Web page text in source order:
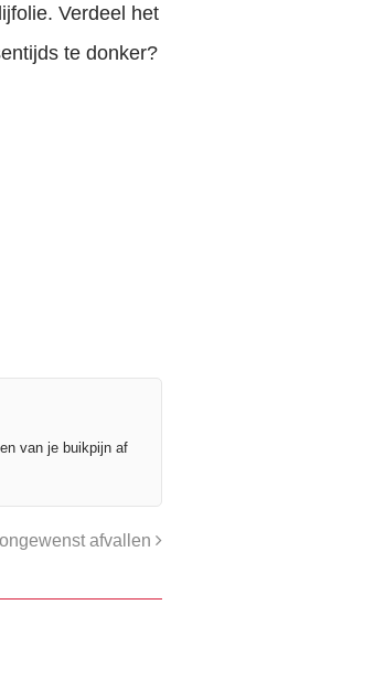
Verdeel het
te donker?
van je buikpijn af
afvallen